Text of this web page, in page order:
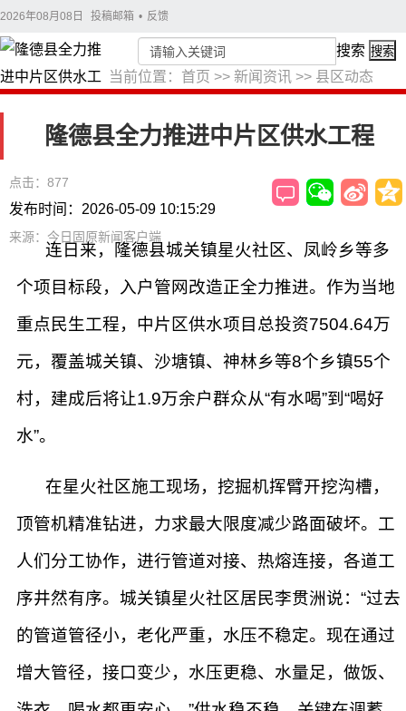
2026年08月08日 投稿邮箱 • 反馈
当前位置： 首页 >> 新闻资讯 >> 县区动态
搜索 搜索
隆德县全力推进中片区供水工程
点击：877
发布时间：2026-05-09 10:15:29
来源：今日固原新闻客户端
连日来，隆德县城关镇星火社区、凤岭乡等多
个项目标段，入户管网改造正全力推进。作为当地
重点民生工程，中片区供水项目总投资7504.64万
元，覆盖城关镇、沙塘镇、神林乡等8个乡镇55个
村，建成后将让1.9万余户群众从“有水喝”到“喝好
水”。
在星火社区施工现场，挖掘机挥臂开挖沟槽，
顶管机精准钻进，力求最大限度减少路面破坏。工
人们分工协作，进行管道对接、热熔连接，各道工
序井然有序。城关镇星火社区居民李贯洲说：“过去
的管道管径小，老化严重，水压不稳定。现在通过
增大管径，接口变少，水压更稳、水量足，做饭、